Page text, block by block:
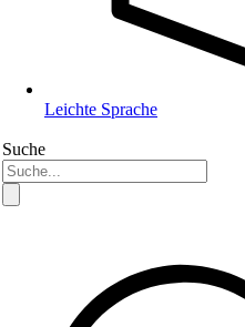
Leichte Sprache
Suche